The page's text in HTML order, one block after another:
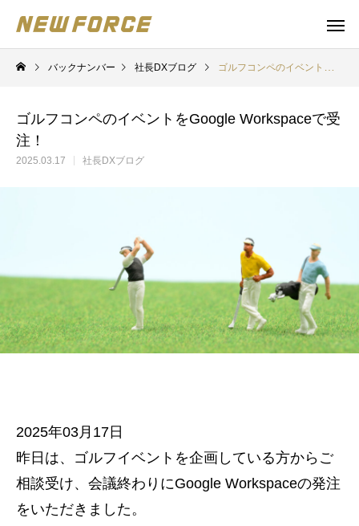
WEBコンテンツ
WEBマーケティング戦略立案
Claude
補助金の取得
バックナンバー 社長DXブログ ゴルフコンペのイベントをGoogle Workspaceで受注！
ゴルフコンペのイベントをGoogle Workspaceで受
注！
2025.03.17 社長DXブログ
2025年03月17日
昨日は、ゴルフイベントを企画している方からご
相談受け、会議終わりにGoogle Workspaceの発注
をいただきました。